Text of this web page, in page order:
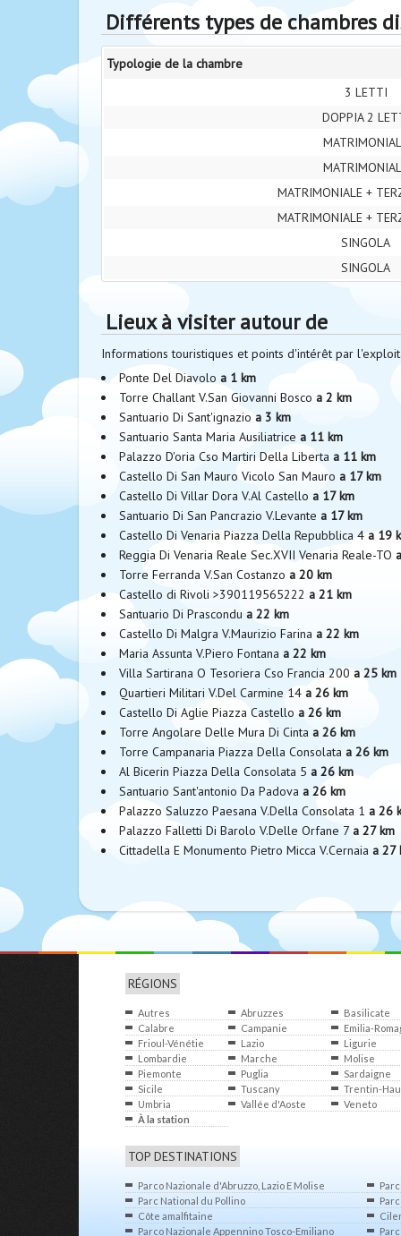
Différents types de chambres
Typologie de la chambre
3 LETTI
DOPPIA 2
MATRIMONIALE +
MATRIMONIALE +
SINGOLA
SINGOLA
Lieux à visiter autour de
Informations touristiques et points d'intérêt par
Ponte Del Diavolo a 1 km
Torre Challant V.San Giovanni Bosco a 2 km
Santuario Di Sant'ignazio a 3 km
Santuario Santa Maria Ausiliatrice a 11 km
Palazzo D'oria Cso Martiri Della Liberta a 11 km
Castello Di San Mauro Vicolo San Mauro a 17 km
Castello Di Villar Dora V.Al Castello a 17 km
Santuario Di San Pancrazio V.Levante a 17 km
Castello Di Venaria Piazza Della Repubblica 4 a 19
Reggia Di Venaria Reale Sec.XVII Venaria Reale-TO
Torre Ferranda V.San Costanzo a 20 km
Castello di Rivoli >390119565222 a 21 km
Santuario Di Prascondu a 22 km
Castello Di Malgra V.Maurizio Farina a 22 km
Maria Assunta V.Piero Fontana a 22 km
Villa Sartirana O Tesoriera Cso Francia 200 a 25 km
Quartieri Militari V.Del Carmine 14 a 26 km
Castello Di Aglie Piazza Castello a 26 km
Torre Angolare Delle Mura Di Cinta a 26 km
Torre Campanaria Piazza Della Consolata a 26 km
Al Bicerin Piazza Della Consolata 5 a 26 km
Santuario Sant'antonio Da Padova a 26 km
Palazzo Saluzzo Paesana V.Della Consolata 1 a 26
Palazzo Falletti Di Barolo V.Delle Orfane 7 a 27 km
Cittadella E Monumento Pietro Micca V.Cernaia a 27
RÉGIONS
Autres
installations à
l’étranger
Abruzzes
Basilicate
Calabre
Campanie
Emilia-
Frioul-Vénétie
Julienne
Lazio
Ligurie
Lombardie
Marche
Molise
Piemonte
Puglia
Sardaigne
Sicile
Tuscany
Trentin-
Adige
Umbria Vallée d'Aoste
Veneto
À la station
TOP DESTINATIONS
Parco Nazionale d'Abruzzo, Lazio E Molise
Parc National du Pollino
Côte amalfitaine
Parco Nazionale Appennino Tosco-Emiliano